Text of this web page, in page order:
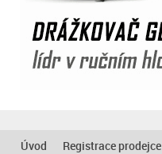
Úvod Registrace prodejce